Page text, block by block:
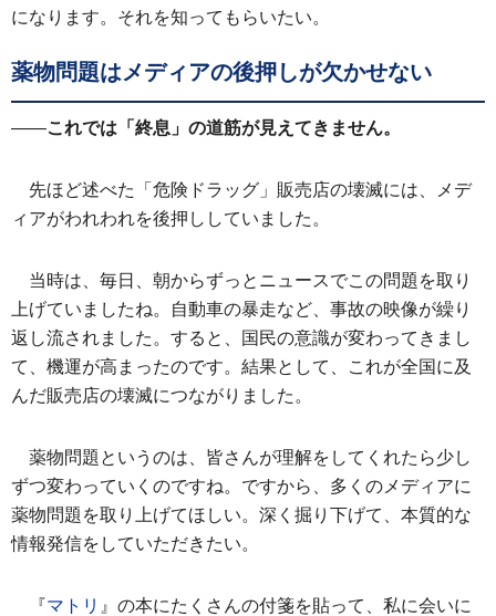
になります。それを知ってもらいたい。
薬物問題はメディアの後押しが欠かせない
——これでは「終息」の道筋が見えてきません。
先ほど述べた「危険ドラッグ」販売店の壊滅には、メデ
ィアがわれわれを後押ししていました。
当時は、毎日、朝からずっとニュースでこの問題を取り
上げていましたね。自動車の暴走など、事故の映像が繰り
返し流されました。すると、国民の意識が変わってきまし
て、機運が高まったのです。結果として、これが全国に及
んだ販売店の壊滅につながりました。
薬物問題というのは、皆さんが理解をしてくれたら少し
ずつ変わっていくのですね。ですから、多くのメディアに
薬物問題を取り上げてほしい。深く掘り下げて、本質的な
情報発信をしていただきたい。
『マトリ 』の本にたくさんの付箋を貼って、私に会いに